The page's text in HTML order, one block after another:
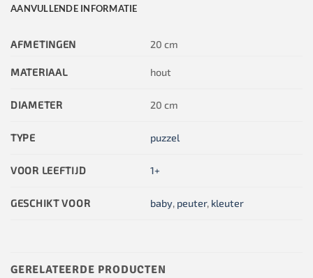
AANVULLENDE INFORMATIE
AFMETINGEN 20 cm
MATERIAAL hout
DIAMETER 20 cm
TYPE puzzel
VOOR LEEFTIJD 1+
GESCHIKT VOOR baby, peuter, kleuter
GERELATEERDE PRODUCTEN